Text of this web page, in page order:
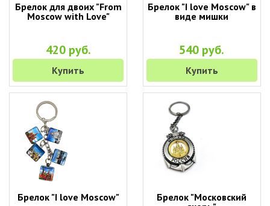
Брелок для двоих "From
Moscow with Love"
420 руб.
Купить
Брелок "I love Moscow" в
виде мишки
540 руб.
Купить
Брелок "I love Moscow"
Брелок "Московский